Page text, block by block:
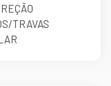
TRAVAS